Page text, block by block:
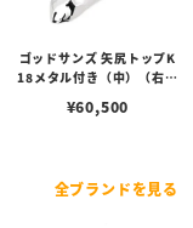
ゴッドサンズ 矢尻トップK
18メタル付き（中）（右向
¥60,500
全ブランドを見る